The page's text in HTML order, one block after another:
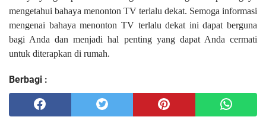
mengetahui bahaya menonton TV terlalu dekat. Semoga informasi
mengenai bahaya menonton TV terlalu dekat ini dapat berguna
bagi Anda dan menjadi hal penting yang dapat Anda cermati
untuk diterapkan di rumah.
Berbagi :